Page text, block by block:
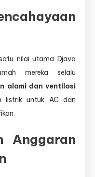
nilai utama Djava
mereka selalu
alami dan ventilasi
listrik untuk AC dan
Anggaran